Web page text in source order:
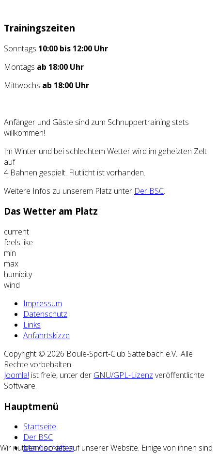
Trainingszeiten
Sonntags 10:00 bis 12:00 Uhr
Montags ab 18:00 Uhr
Mittwochs ab 18:00 Uhr
Anfänger und Gäste sind zum Schnuppertraining stets
willkommen!
Im Winter und bei schlechtem Wetter wird im geheizten Zelt
auf
4 Bahnen gespielt. Flutlicht ist vorhanden.
Weitere Infos zu unserem Platz unter Der BSC.
Das Wetter am Platz
current
feels like
min
max
humidity
wind
Impressum
Datenschutz
Links
Anfahrtskizze
Copyright © 2026 Boule-Sport-Club Sattelbach e.V.. Alle
Rechte vorbehalten.
Joomla! ist freie, unter der GNU/GPL-Lizenz veröffentlichte
Software.
Hauptmenü
Startseite
Der BSC
Mannschaften
Wir nutzen Cookies auf unserer Website. Einige von ihnen sind